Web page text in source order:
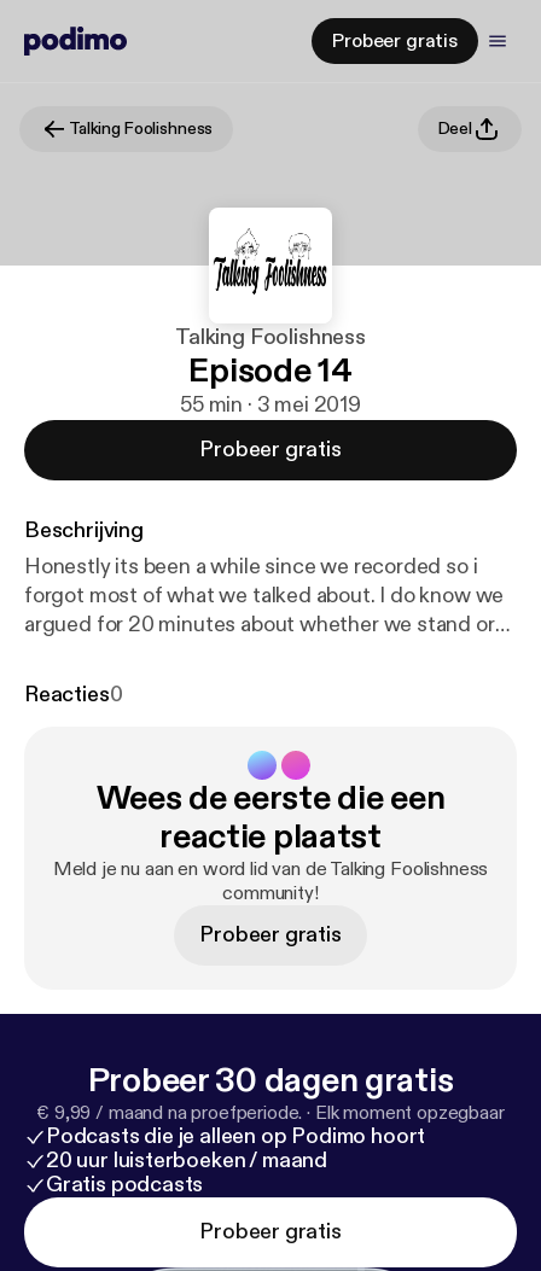
Probeer gratis
Talking Foolishness Deel
Talking Foolishness
Episode 14
55 min · 3 mei 2019
Probeer gratis
Beschrijving
Honestly its been a while since we recorded so i
forgot most of what we talked about. I do know we
argued for 20 minutes about whether we stand or
Reacties0
Wees de eerste die een
reactie plaatst
Meld je nu aan en word lid van de Talking Foolishness
community!
Probeer gratis
Probeer 30 dagen gratis
€ 9,99 / maand na proefperiode. · Elk moment opzegbaar
Podcasts die je alleen op Podimo hoort
20 uur luisterboeken / maand
Gratis podcasts
Probeer gratis